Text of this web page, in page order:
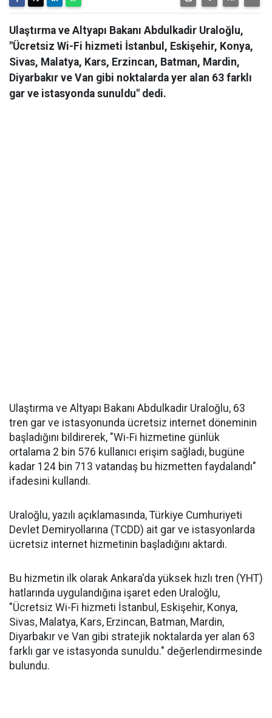
Ulaştırma ve Altyapı Bakanı Abdulkadir Uraloğlu,
"Ücretsiz Wi-Fi hizmeti İstanbul, Eskişehir, Konya,
Sivas, Malatya, Kars, Erzincan, Batman, Mardin,
Diyarbakır ve Van gibi noktalarda yer alan 63 farklı
gar ve istasyonda sunuldu" dedi.
Ulaştırma ve Altyapı Bakanı Abdulkadir Uraloğlu, 63
tren gar ve istasyonunda ücretsiz internet döneminin
başladığını bildirerek, "Wi-Fi hizmetine günlük
ortalama 2 bin 576 kullanıcı erişim sağladı, bugüne
kadar 124 bin 713 vatandaş bu hizmetten faydalandı"
ifadesini kullandı.
Uraloğlu, yazılı açıklamasında, Türkiye Cumhuriyeti
Devlet Demiryollarına (TCDD) ait gar ve istasyonlarda
ücretsiz internet hizmetinin başladığını aktardı.
Bu hizmetin ilk olarak Ankara'da yüksek hızlı tren (YHT)
hatlarında uygulandığına işaret eden Uraloğlu,
"Ücretsiz Wi-Fi hizmeti İstanbul, Eskişehir, Konya,
Sivas, Malatya, Kars, Erzincan, Batman, Mardin,
Diyarbakır ve Van gibi stratejik noktalarda yer alan 63
farklı gar ve istasyonda sunuldu." değerlendirmesinde
bulundu.